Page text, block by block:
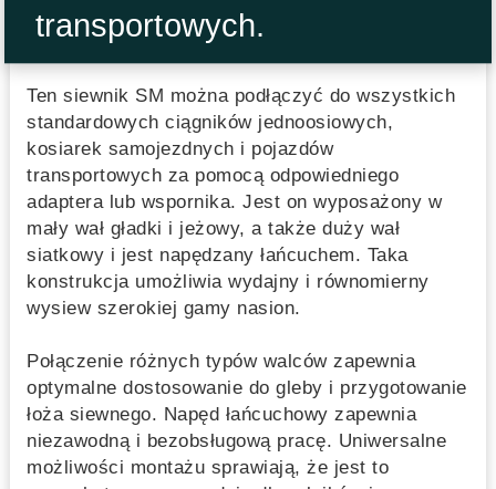
transportowych.
Ten siewnik SM można podłączyć do wszystkich
standardowych ciągników jednoosiowych,
kosiarek samojezdnych i pojazdów
transportowych za pomocą odpowiedniego
adaptera lub wspornika. Jest on wyposażony w
mały wał gładki i jeżowy, a także duży wał
siatkowy i jest napędzany łańcuchem. Taka
konstrukcja umożliwia wydajny i równomierny
wysiew szerokiej gamy nasion.
Połączenie różnych typów walców zapewnia
optymalne dostosowanie do gleby i przygotowanie
łoża siewnego. Napęd łańcuchowy zapewnia
niezawodną i bezobsługową pracę. Uniwersalne
możliwości montażu sprawiają, że jest to